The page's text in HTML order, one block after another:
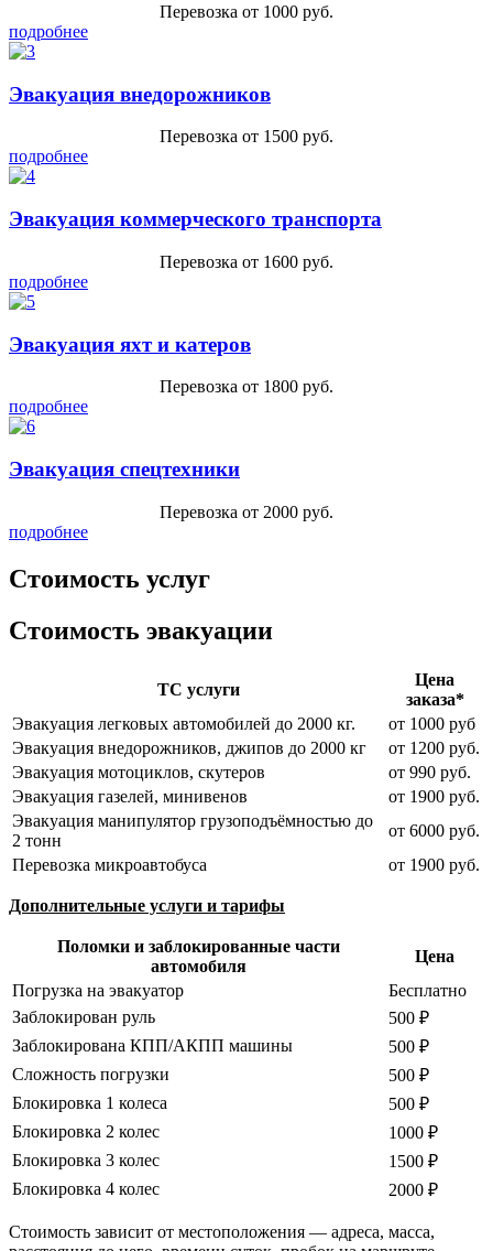
Перевозка от 1000 руб.
подробнее
Эвакуация внедорожников
Перевозка от 1500 руб.
подробнее
Эвакуация коммерческого транспорта
Перевозка от 1600 руб.
подробнее
Эвакуация яхт и катеров
Перевозка от 1800 руб.
подробнее
Эвакуация спецтехники
Перевозка от 2000 руб.
подробнее
Стоимость услуг
Стоимость эвакуации
ТС услуги
Цена
заказа*
Эвакуация легковых автомобилей до 2000 кг.
от 1000 руб
Эвакуация внедорожников, джипов до 2000 кг
от 1200 руб.
Эвакуация мотоциклов, скутеров
от 990 руб.
Эвакуация газелей, минивенов
от 1900 руб.
Эвакуация манипулятор грузоподъёмностью до
2 тонн
от 6000 руб.
Перевозка микроавтобуса
от 1900 руб.
Дополнительные услуги и тарифы
Поломки и заблокированные части
автомобиля
Цена
Погрузка на эвакуатор
Бесплатно
Заблокирован руль
500 ₽
Заблокирована КПП/АКПП машины
500 ₽
Сложность погрузки
500 ₽
Блокировка 1 колеса
500 ₽
Блокировка 2 колес
1000 ₽
Блокировка 3 колес
1500 ₽
Блокировка 4 колес
2000 ₽
Стоимость зависит от местоположения — адреса, масса,